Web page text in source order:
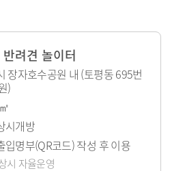
려견 놀이터
장자호수공원 내 (토평동 695번
)
시개방
입명부(QR코드) 작성 후 이용
시 자율운영